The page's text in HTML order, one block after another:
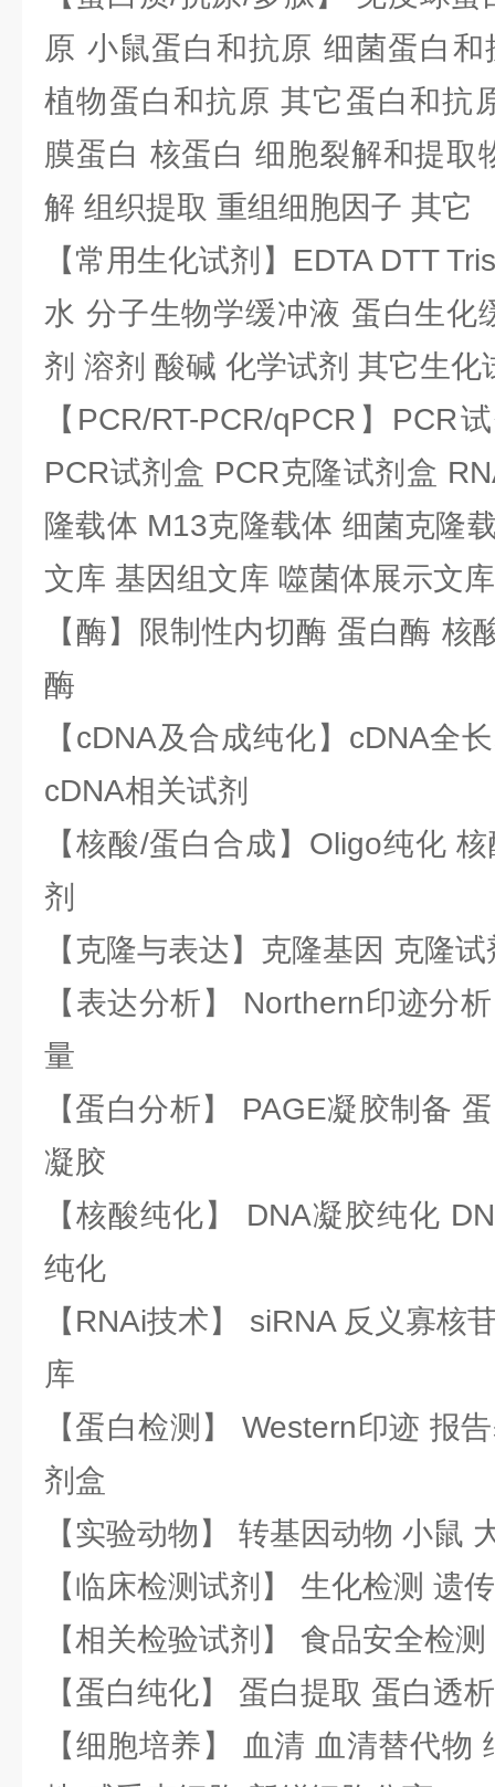
原 小鼠蛋白和抗原 细菌蛋白
植物蛋白和抗原 其它蛋白和抗
膜蛋白 核蛋白 细胞裂解和提取
解 组织提取 重组细胞因子 其它
【常用生化试剂】EDTA DTT
水 分子生物学缓冲液 蛋白生化
剂 溶剂 酸碱 化学试剂 其它生化
【PCR/RT-PCR/qPCR】PCR
PCR试剂盒 PCR克隆试剂盒
隆载体 M13克隆载体 细菌克隆
文库 基因组文库 噬菌体展示文库
【酶】限制性内切酶 蛋白酶 核
酶
【cDNA及合成纯化】cDNA全
cDNA相关试剂
【核酸/蛋白合成】Oligo纯化
剂
【克隆与表达】克隆基因 克隆
【表达分析】 Northern印迹分
量
【蛋白分析】 PAGE凝胶制备
凝胶
【核酸纯化】 DNA凝胶纯化
纯化
【RNAi技术】 siRNA 反义寡核
库
【蛋白检测】 Western印迹 报
剂盒
【实验动物】 转基因动物 小鼠
【临床检测试剂】 生化检测 遗
【相关检验试剂】 食品安全检
【蛋白纯化】 蛋白提取 蛋白透
【细胞培养】 血清 血清替代物